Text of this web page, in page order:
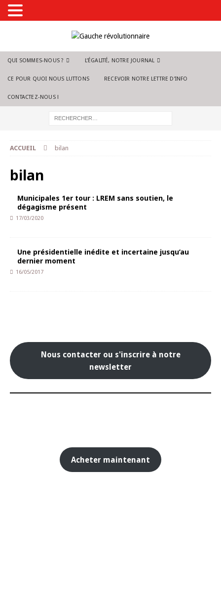
QUI SOMMES-NOUS ? L’ÉGALITÉ, NOTRE JOURNAL
CE POUR QUOI NOUS LUTTONS RECEVOIR NOTRE LETTRE D’INFO
CONTACTEZ-NOUS !
ACCUEIL bilan
bilan
Municipales 1er tour : LREM sans soutien, le
dégagisme présent
17/03/2020
Une présidentielle inédite et incertaine jusqu’au
dernier moment
16/05/2017
Nous contacter ou s'inscrire à notre
newsletter
Acheter maintenant